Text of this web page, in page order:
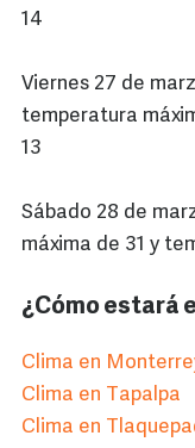
14
Viernes 27 de
temperatura
13
Sábado 28 de
máxima de 31 y
¿Cómo estará
Clima en
Clima en Tapalpa
Clima en